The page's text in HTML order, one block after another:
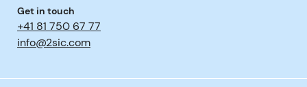
Get in touch
+41 81 750 67 77
info@2sic.com